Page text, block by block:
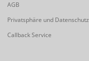
AGB
Privatsphäre und Datenschutz
Callback Service